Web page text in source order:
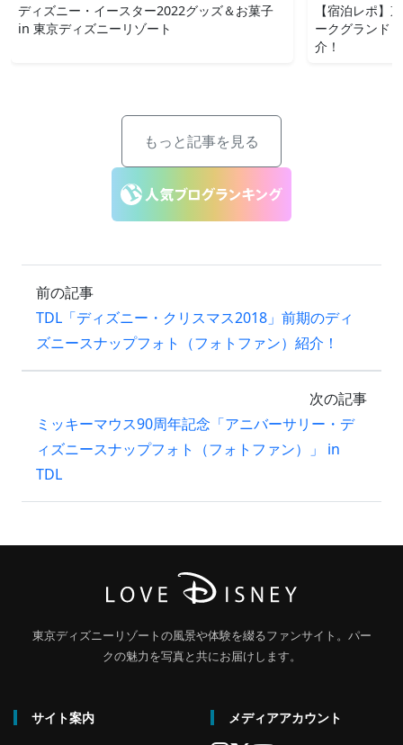
ディズニー・イースター2022グッズ＆お菓子
in 東京ディズニーリゾート
【宿泊レポ】
ークグランド
介！
もっと記事を見る
前の記事
TDL「ディズニー・クリスマス2018」前期のディ
ズニースナップフォト（フォトファン）紹介！
次の記事
ミッキーマウス90周年記念「アニバーサリー・デ
ィズニースナップフォト（フォトファン）」 in
TDL
東京ディズニーリゾートの風景や体験を綴るファンサイト。パー
クの魅力を写真と共にお届けします。
サイト案内
メディアアカウント